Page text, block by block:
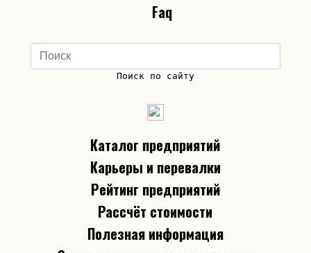
Faq
Поиск по сайту
Каталог предприятий
Карьеры и перевалки
Рейтинг предприятий
Рассчёт стоимости
Полезная информация